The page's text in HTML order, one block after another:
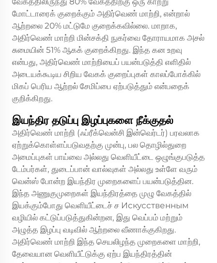
மோட்டாரைக் குறைக்கும் அதிர்வெண் மாற்றி, என்றால்
ஆற்றலை 20% மட்டுமே குறைக்கவில்லை. மாறாக,
அதிர்வெண் மாற்றி மின்சக்தி நுகர்வை தோராயமாக அசல்
சுமையின் 51% ஆகக் குறைக்கிறது. இந்த கன உறவு
என்பது, அதிர்வெண் மாற்றியைப் பயன்படுத்தி எளிதில்
அடையக்கூடிய சிறிய வேகக் குறைப்புகள் காலப்போக்கில்
மிகப் பெரிய ஆற்றல் சேமிப்பை ஏற்படுத்தும் என்பதைக்
குறிக்கிறது.
இயந்திர தடுப்பு இழப்புகளை நீக்குதல்
அதிர்வெண் மாற்றி (ஃப்ரீக்வென்சி இன்வெர்டர்) பரவலாக
ஏற்றுக்கொள்ளப்படுவதற்கு முன்பு, பல தொழில்துறை
அமைப்புகள் பாய்வை அல்லது வெளியீட்டை ஒழுங்குபடுத்த
டேம்பர்கள், துடைப்பான் வால்வுகள் அல்லது உள்ளே வரும்
வென்ஸ் போன்ற இயந்திர முறைகளைப் பயன்படுத்தின.
இந்த அணுகுமுறைகள் இயந்திரத்தை முழு வேகத்தில்
இயக்கும்போது வெளியீட்டைச் ச Искусственным
வழியில் கட்டுப்படுத்துகின்றன, இது வெப்பம் மற்றும்
அழுத்த இழப்பு வடிவில் ஆற்றலை வீணாக்குகிறது.
அதிர்வெண் மாற்றி இந்த செயலிழந்த முறைகளை மாற்றி,
தேவையான வெளியீட்டுக்கு ஏற்ப இயந்திரத்தின்